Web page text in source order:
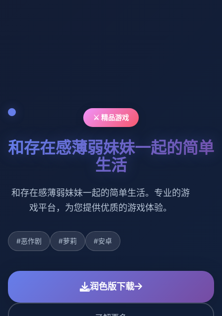
⚔️ 精品游戏
和存在感薄弱妹妹一起的简单
生活
和存在感薄弱妹妹一起的简单生活。专业的游
戏平台，为您提供优质的游戏体验。
#恶作剧 #萝莉 #安卓
润色版下载